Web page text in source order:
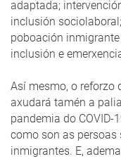
adaptada;
inclusión
poboación
inclusión e
Así mesmo, o reforzo
axudará tamén a
pandemia do
como son as persoas
inmigrantes. E,